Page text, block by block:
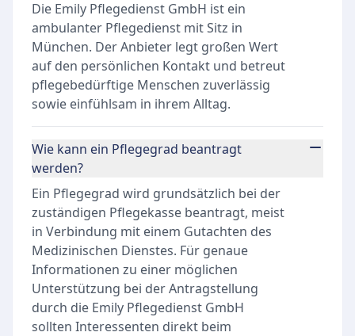
Die Emily Pflegedienst GmbH ist ein
ambulanter Pflegedienst mit Sitz in
München. Der Anbieter legt großen Wert
auf den persönlichen Kontakt und betreut
pflegebedürftige Menschen zuverlässig
sowie einfühlsam in ihrem Alltag.
Wie kann ein Pflegegrad beantragt
werden?
Ein Pflegegrad wird grundsätzlich bei der
zuständigen Pflegekasse beantragt, meist
in Verbindung mit einem Gutachten des
Medizinischen Dienstes. Für genaue
Informationen zu einer möglichen
Unterstützung bei der Antragstellung
durch die Emily Pflegedienst GmbH
sollten Interessenten direkt beim